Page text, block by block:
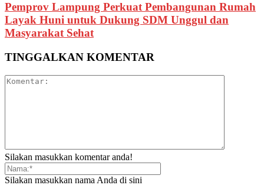
Pemprov Lampung Perkuat Pembangunan Rumah
Layak Huni untuk Dukung SDM Unggul dan
Masyarakat Sehat
TINGGALKAN KOMENTAR
Silakan masukkan komentar anda!
Silakan masukkan nama Anda di sini